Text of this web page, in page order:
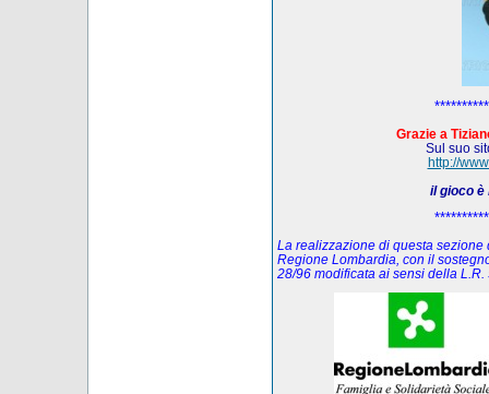
Grazie a
Sul suo
http://
il gioco è
La realizzazione di questa sezione
Regione Lombardia, con il
28/96 modificata ai sensi della